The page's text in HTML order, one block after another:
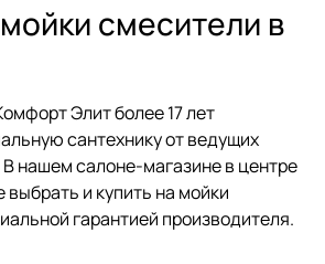
смесители в
Элит более 17 лет
сантехнику от ведущих
нашем салоне-магазине в центре
и купить на мойки
гарантией производителя.